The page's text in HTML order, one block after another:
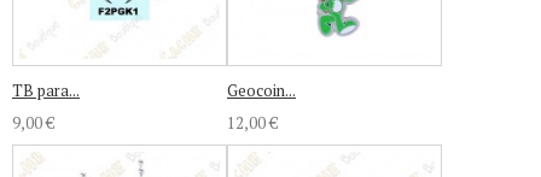
TB para...
9,00 €
Geocoin...
12,00 €